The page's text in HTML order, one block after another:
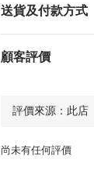
送貨及付款方式
顧客評價
尚未有任何評價